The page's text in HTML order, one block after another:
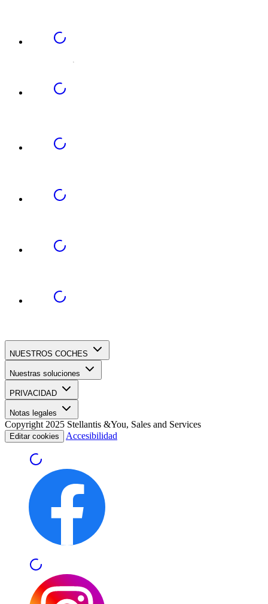
NUESTROS COCHES
Nuestras soluciones
PRIVACIDAD
Notas legales
Copyright 2025 Stellantis &You, Sales and Services
Editar cookies Accesibilidad